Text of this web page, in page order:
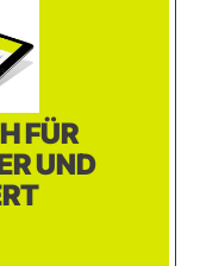
FÜR
UND